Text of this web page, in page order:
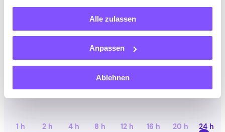
Alle zulassen
Anpassen
Ablehnen
Einzigartige IPs
4 IP 6 IP
Tägliche App-Aktivität
1 h 2 h 4 h 8 h 12 h 16 h 20 h 24 h